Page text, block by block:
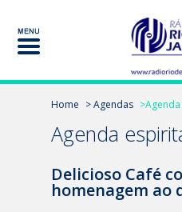
Home > Agendas
Agenda
Delicioso Café
homenagem ao